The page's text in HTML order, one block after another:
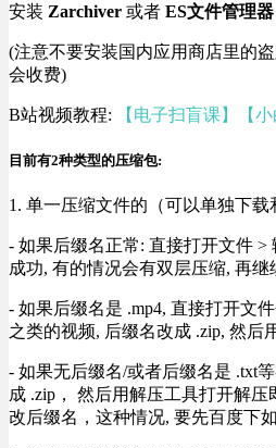
安装 Zarchiver 或者 ES文件管理器
(注意不要安装国内应用商店里的
会收费)
B站视频教程: 【电子扫盲课】【
目前有2种类型的压缩包:
1. 单一压缩文件的（可以单独下载
- 如果后缀名正常: 直接打开文件 >
成功, 有的情况会有双层压缩, 再继
- 如果后缀名是 .mp4, 直接打开文
之类的视频, 后缀名改成 .zip, 然后
- 如果无后缀名/或者后缀名是 .txt
成 .zip， 然后用解压工具打开解
改后缀名，这种情况, 要先百度下